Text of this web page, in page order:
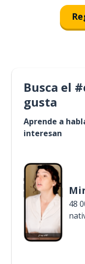
Busca el
gusta
Aprende a
interesan
48